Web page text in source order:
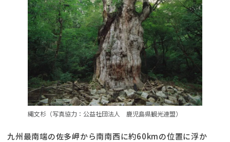
縄文杉（写真協力：公益社団法人 鹿児島県観光連盟）
九州最南端の佐多岬から南南西に約60kmの位置に浮か